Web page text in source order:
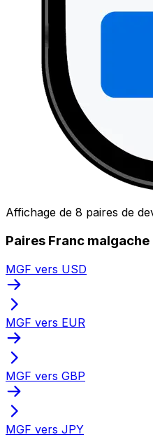
Affichage de 8 paires de
Paires Franc
MGF vers USD
MGF vers EUR
MGF vers GBP
MGF vers JPY